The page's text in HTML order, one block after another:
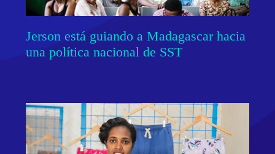
Jerson está guiando a Madagascar hacia
una política nacional de SST